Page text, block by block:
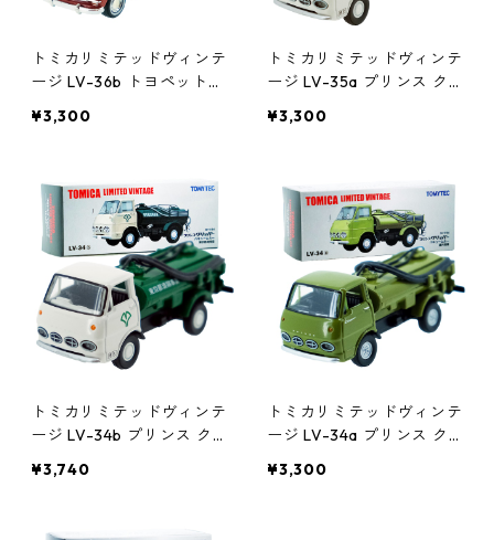
トミカリミテッドヴィンテ
ージ LV-36b トヨペット
24044
¥3,300
トミカリミテッドヴィンテ
ージ LV-35a プリンス ク
0211563
¥3,300
トミカリミテッドヴィンテ
ージ LV-34b プリンス ク
東京都清掃局 #10211693
¥3,740
トミカリミテッドヴィンテ
ージ LV-34a プリンス ク
富井清掃 #10211556
¥3,300